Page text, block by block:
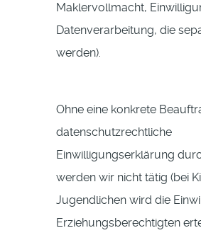
Maklervollmacht,
Datenverarbeitung, die
werden).
Ohne eine konkrete
datenschutzrechtliche
Einwilligungserklärung
werden wir nicht tätig (bei
Jugendlichen wird die
Erziehungsberechtigten